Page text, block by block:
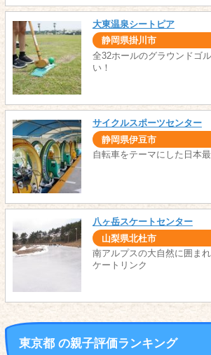
大東温泉シートピア
静岡県掛川市
全32ホールのグラウンドゴ
い！
サイクルスポーツセンター
静岡県伊豆市
自転車をテーマにした日本
八ヶ岳スケートセンター
山梨県北杜市
南アルプスの大自然に囲ま
ケートリンク
東京都 の親子評価ランキング